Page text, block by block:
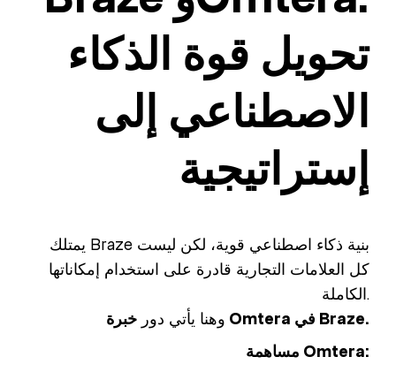
تحويل قوة الذكاء
الاصطناعي إلى
إستراتيجية
يمتلك Braze بنية ذكاء اصطناعي قوية، لكن ليست
كل العلامات التجارية قادرة على استخدام إمكاناتها
الكاملة.
وهنا يأتي دور
خبرة Omtera في Braze.
مساهمة Omtera: